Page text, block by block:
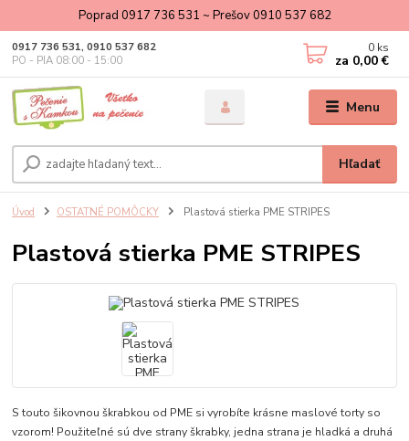
Poprad 0917 736 531 ~ Prešov 0910 537 682
Menu
Hľadať
0917 736 531, 0910 537 682
PO - PIA 08:00 - 15:00
0 ks
za 0,00 €
Úvod OSTATNÉ POMÔCKY Plastová stierka PME STRIPES
Plastová stierka PME STRIPES
S touto šikovnou škrabkou od PME si vyrobíte krásne maslové torty so
vzorom! Použiteľné sú dve strany škrabky, jedna strana je hladká a druhá